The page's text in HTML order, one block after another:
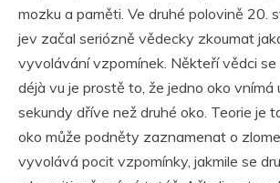
mozku a paměti. Ve druhé polovině 20.
jev začal seriózně vědecky zkoumat
vyvolávání vzpomínek. Někteří vědci se
déjà vu je prostě to, že jedno oko vnímá
sekundy dříve než druhé oko. Teorie je
oko může podněty zaznamenat o
vyvolává pocit vzpomínky, jakmile se